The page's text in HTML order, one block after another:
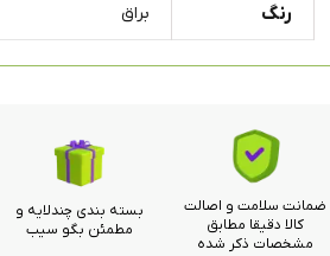
رنگ براق
ضمانت سلامت و اصالت
کالا دقیقا مطابق
مشخصات ذکر شده
بسته بندی چندلایه و
مطمئن بگو سیب